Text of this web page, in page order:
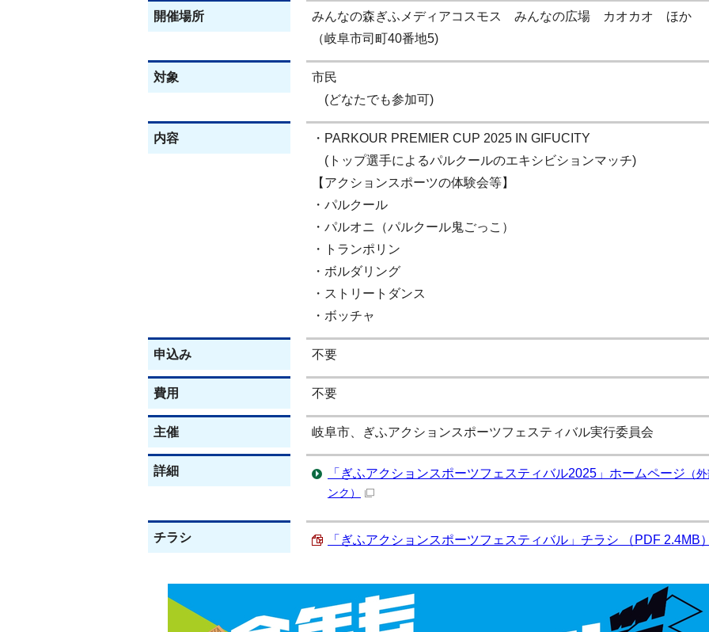
開催場所
みんなの森ぎふメディアコスモス みんなの広場 カオカオ ほか
（岐阜市司町40番地5)
対象
市民
(どなたでも参加可)
内容
・PARKOUR PREMIER CUP 2025 IN GIFUCITY
(トップ選手によるパルクールのエキシビションマッチ)
【アクションスポーツの体験会等】
・パルクール
・パルオニ（パルクール鬼ごっこ）
・トランポリン
・ボルダリング
・ストリートダンス
・ボッチャ
申込み 不要
費用 不要
主催 岐阜市、ぎふアクションスポーツフェスティバル実行委員会
詳細 「ぎふアクションスポーツフェスティバル2025」ホームページ （
ンク）
チラシ 「ぎふアクションスポーツフェスティバル」チラシ （PDF 2.4MB